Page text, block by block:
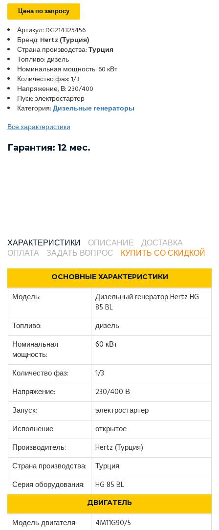
Цена по запросу
Артикул: DG214325456
Бренд: Hertz (Турция)
Страна производства:Турция
Топливо: дизель
Номинальная мощность: 60 кВт
Количество фаз: 1/3
Напряжение, В: 230/400
Пуск: электростартер
Категория:Дизельные генераторы
Все характеристики
Гарантия: 12 мес.
ХАРАКТЕРИСТИКИ ОПИСАНИЕ
ДОСТАВКА
ОПЛАТА
ЗАДАТЬ ВОПРОС КУПИТЬ СО СКИДКОЙ
ОСНОВНЫЕ ХАРАКТЕРИСТИКИ
Модель:
Дизельный генератор Hertz HG
85 BL
Топливо:
дизель
Номинальная
мощность:
60 кВт
Количество фаз:
1/3
Напряжение:
230/400 В
Запуск:
электростартер
Исполнение:
открытое
Производитель:
Hertz (Турция)
Страна производства:
Турция
Серия оборудования:
HG 85 BL
ДВИГАТЕЛЬ
Модель двигателя:
4M11G90/5